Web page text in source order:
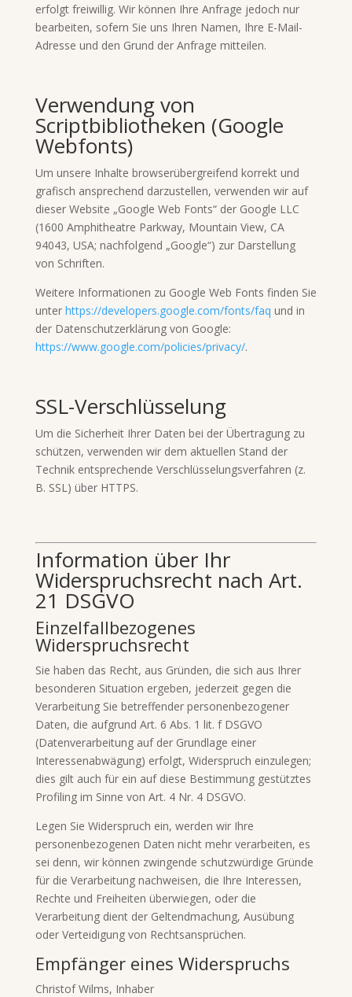
erfolgt freiwillig. Wir können Ihre Anfrage jedoch nur
bearbeiten, sofern Sie uns Ihren Namen, Ihre E-Mail-
Adresse und den Grund der Anfrage mitteilen.
Verwendung von
Scriptbibliotheken (Google
Webfonts)
Um unsere Inhalte browserübergreifend korrekt und
grafisch ansprechend darzustellen, verwenden wir auf
dieser Website „Google Web Fonts“ der Google LLC
(1600 Amphitheatre Parkway, Mountain View, CA
94043, USA; nachfolgend „Google“) zur Darstellung
von Schriften.
Weitere Informationen zu Google Web Fonts finden Sie
unter https://developers.google.com/fonts/faq und in
der Datenschutzerklärung von Google:
https://www.google.com/policies/privacy/.
SSL-Verschlüsselung
Um die Sicherheit Ihrer Daten bei der Übertragung zu
schützen, verwenden wir dem aktuellen Stand der
Technik entsprechende Verschlüsselungsverfahren (z.
B. SSL) über HTTPS.
Information über Ihr
Widerspruchsrecht nach Art.
21 DSGVO
Einzelfallbezogenes
Widerspruchsrecht
Sie haben das Recht, aus Gründen, die sich aus Ihrer
besonderen Situation ergeben, jederzeit gegen die
Verarbeitung Sie betreffender personenbezogener
Daten, die aufgrund Art. 6 Abs. 1 lit. f DSGVO
(Datenverarbeitung auf der Grundlage einer
Interessenabwägung) erfolgt, Widerspruch einzulegen;
dies gilt auch für ein auf diese Bestimmung gestütztes
Profiling im Sinne von Art. 4 Nr. 4 DSGVO.
Legen Sie Widerspruch ein, werden wir Ihre
personenbezogenen Daten nicht mehr verarbeiten, es
sei denn, wir können zwingende schutzwürdige Gründe
für die Verarbeitung nachweisen, die Ihre Interessen,
Rechte und Freiheiten überwiegen, oder die
Verarbeitung dient der Geltendmachung, Ausübung
oder Verteidigung von Rechtsansprüchen.
Empfänger eines Widerspruchs
Christof Wilms, Inhaber